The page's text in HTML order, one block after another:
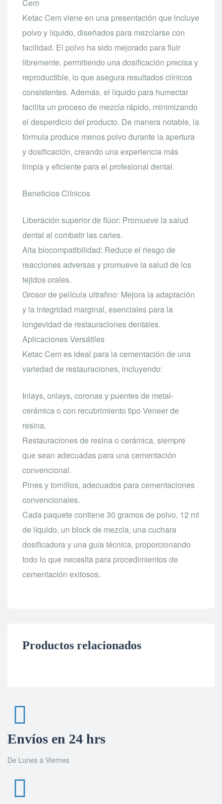
Cem
Ketac Cem viene en una presentación que incluye
polvo y líquido, diseñados para mezclarse con
facilidad. El polvo ha sido mejorado para fluir
libremente, permitiendo una dosificación precisa y
reproductible, lo que asegura resultados clínicos
consistentes. Además, el líquido para humectar
facilita un proceso de mezcla rápido, minimizando
el desperdicio del producto. De manera notable, la
fórmula produce menos polvo durante la apertura
y dosificación, creando una experiencia más
limpia y eficiente para el profesional dental.
Beneficios Clínicos
Liberación superior de flúor: Promueve la salud
dental al combatir las caries.
Alta biocompatibilidad: Reduce el riesgo de
reacciones adversas y promueve la salud de los
tejidos orales.
Grosor de película ultrafino: Mejora la adaptación
y la integridad marginal, esenciales para la
longevidad de restauraciones dentales.
Aplicaciones Versátiles
Ketac Cem es ideal para la cementación de una
variedad de restauraciones, incluyendo:
Inlays, onlays, coronas y puentes de metal-
cerámica o con recubrimiento tipo Veneer de
resina.
Restauraciones de resina o cerámica, siempre
que sean adecuadas para una cementación
convencional.
Pines y tornillos, adecuados para cementaciones
convencionales.
Cada paquete contiene 30 gramos de polvo, 12 ml
de líquido, un block de mezcla, una cuchara
dosificadora y una guía técnica, proporcionando
todo lo que necesita para procedimientos de
cementación exitosos.
Productos relacionados
Envíos en 24 hrs
De Lunes a Viernes